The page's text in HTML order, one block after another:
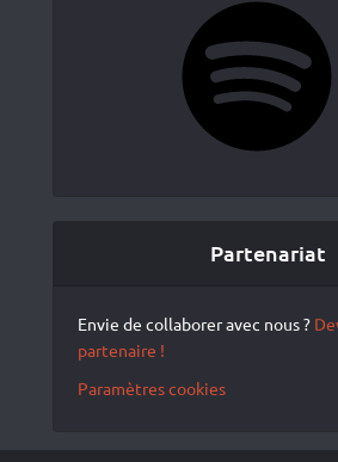
Partenariat
Envie de collaborer avec nous ?
partenaire !
Paramètres cookies